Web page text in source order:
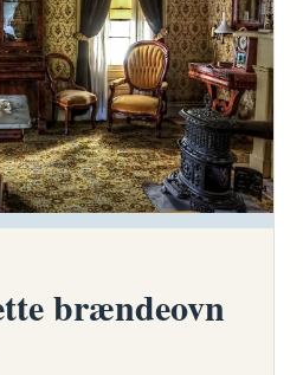
brændeovn